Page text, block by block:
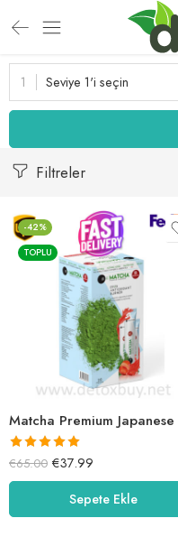
Seviye 1'i seçin
Filtreler
-42%
TOPLU
5 üzerinden
5.00oy aldı
€65.00 €37.99
Sepete Ekle